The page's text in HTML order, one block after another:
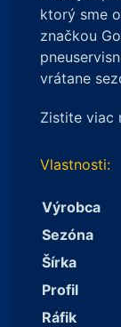
ktorý sme
značkou
vrátane
Zistite viac
Vlastnosti:
Výrobca
Sezóna
Šírka
Profil
Ráfik